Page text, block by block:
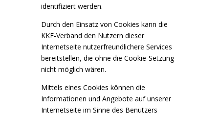
identifiziert werden.
Durch den Einsatz von Cookies kann die
KKF-Verband den Nutzern dieser
Internetseite nutzerfreundlichere Services
bereitstellen, die ohne die Cookie-Setzung
nicht möglich wären.
Mittels eines Cookies können die
Informationen und Angebote auf unserer
Internetseite im Sinne des Benutzers